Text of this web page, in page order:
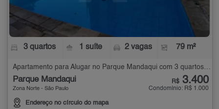
3 quartos 1 suíte 2 vagas 79 m²
Apartamento para Alugar no Parque Mandaqui com 3 quartos - 79 m²
Parque Mandaqui
Zona Norte - São Paulo
Endereço no círculo do mapa
R$ 3.400
Condomínio: R$ 1.000